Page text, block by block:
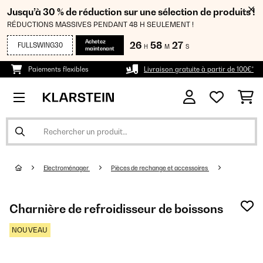
Jusqu’à 30 % de réduction sur une sélection de produits !
RÉDUCTIONS MASSIVES PENDANT 48 H SEULEMENT !
FULLSWING30
Achetez
maintenant
26 H 58 M 26 S
Paiements flexibles Livraison gratuite à partir de 100€*
Electroménager Pièces de rechange et accessoires
Charnière de refroidisseur de boissons
NOUVEAU